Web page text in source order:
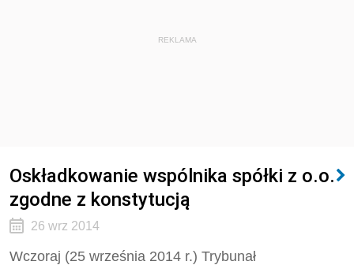
REKLAMA
Oskładkowanie wspólnika spółki z o.o.
zgodne z konstytucją
26 wrz 2014
Wczoraj (25 września 2014 r.) Trybunał